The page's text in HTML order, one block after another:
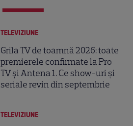
TELEVIZIUNE
Grila TV de toamnă 2026: toate
premierele confirmate la Pro
TV și Antena 1. Ce show-uri și
seriale revin din septembrie
TELEVIZIUNE